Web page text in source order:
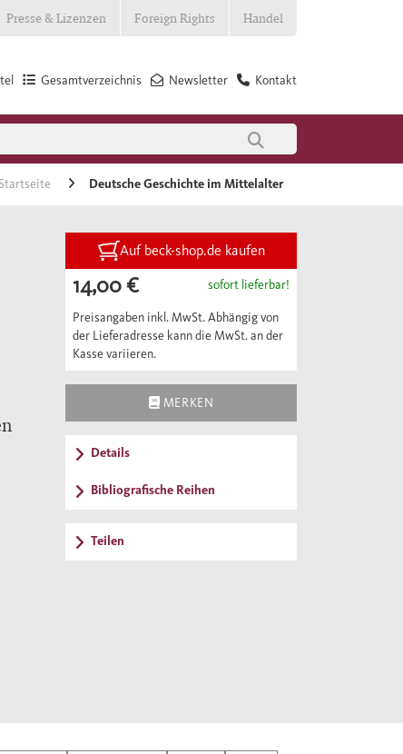
Presse & Lizenzen Foreign Rights Handel
Kontakt
Newsletter
Gesamtverzeichnis
Startseite Deutsche Geschichte im Mittelalter
Auf beck-shop.de kaufen
14,00 € sofort lieferbar!
Preisangaben inkl. MwSt. Abhängig von
der Lieferadresse kann die MwSt. an der
Kasse variieren.
MERKEN
Details
Bibliografische Reihen
Teilen